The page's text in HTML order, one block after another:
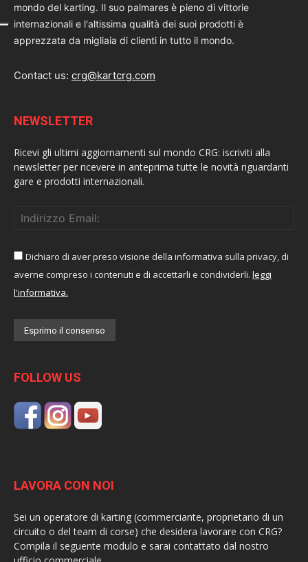
mondo del karting. Il suo palmares è pieno di vittorie
internazionali e l'altissima qualità dei suoi prodotti è
apprezzata da migliaia di clienti in tutto il mondo.
Contact us: crg@kartcrg.com
NEWSLETTER
Ricevi gli ultimi aggiornamenti sul mondo CRG: iscriviti alla
newsletter per ricevere in anteprima tutte le novità riguardanti
gare e prodotti internazionali.
Dichiaro di aver preso visione della informativa sulla privacy, di
averne compreso i contenuti e di accettarli e condividerli. leggi
l'informativa.
FOLLOW US
LAVORA CON NOI
Sei un operatore di karting (commerciante, proprietario di un
circuito o del team di corse) che desidera lavorare con CRG?
Compila il seguente modulo e sarai contattato dal nostro